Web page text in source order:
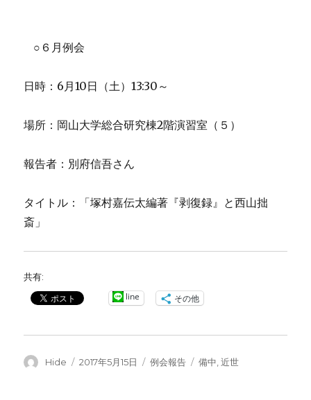
○６月例会
日時： 6月10日（土）13:30 ～
場所：岡山大学総合研究棟2階演習室（５）
報告者：別府信吾さん
タイトル：「塚村嘉伝太編著『剥復録』と西山拙
斎」
共有:
line その他
投
Hide
投
2017年5月15日
カ
例会報告
タ
備中,近世